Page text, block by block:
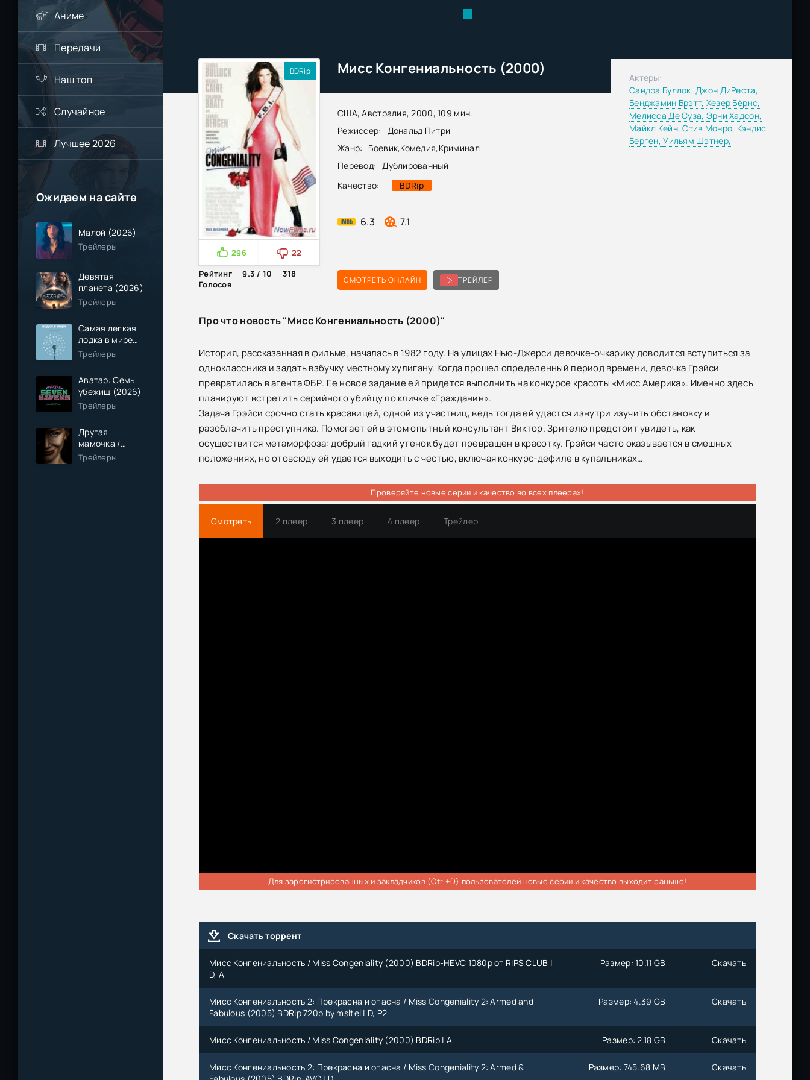
Аниме
Передачи
Наш топ
Случайное
Лучшее 2026
Ожидаем на сайте
Малой (2026)
Трейлеры
Девятая
планета (2026)
Трейлеры
Самая легкая
лодка в мире
(2026)
Трейлеры
Аватар: Семь
убежищ (2026)
Трейлеры
Другая
мамочка /
Чужая мама
(2026)
Трейлеры
Мисс Конгениальность (2000)
США, Австралия, 2000, 109 мин.
Режиссер:
Дональд Питри
Жанр:
Боевик,Комедия, Криминал
Перевод: Дублированный
Качество:
BDRip
6.3 7.1
BDRip
296
22
Рейтинг
9.3 / 10
318
Голосов
СМОТРЕТЬ ОНЛАЙН ТРЕЙЛЕР
Актеры:
Сандра Буллок,Джон ДиРеста,
Бенджамин Брэтт, Хезер Бёрнс,
Мелисса Де Суза, Эрни Хадсон,
Майкл Кейн,Стив Монро, Кэндис
Берген,Уильям Шэтнер,
Про что новость "Мисс Конгениальность (2000)"
История, рассказанная в фильме, началась в 1982 году. На улицах Нью-Джерси девочке-очкарику доводится вступиться за
одноклассника и задать взбучку местному хулигану. Когда прошел определенный период времени, девочка Грэйси
превратилась в агента ФБР. Ее новое задание ей придется выполнить на конкурсе красоты «Мисс Америка». Именно здесь
планируют встретить серийного убийцу по кличке «Гражданин».
Задача Грэйси срочно стать красавицей, одной из участниц, ведь тогда ей удастся изнутри изучить обстановку и
разоблачить преступника. Помогает ей в этом опытный консультант Виктор. Зрителю предстоит увидеть, как
осуществится метаморфоза: добрый гадкий утенок будет превращен в красотку. Грэйси часто оказывается в смешных
положениях, но отовсюду ей удается выходить с честью, включая конкурс-дефиле в купальниках…
Проверяйте новые серии и качество во всех плеерах!
Смотреть 2 плеер 3 плеер 4 плеер Трейлер
Для зарегистрированных и закладчиков (Ctrl+D) пользователей новые серии и качество выходит раньше!
Скачать торрент
Мисс Конгениальность / Miss Congeniality (2000) BDRip-HEVC 1080p от RIPS CLUB |
D, A
Размер: 10.11 GB Скачать
Мисс Конгениальность 2: Прекрасна и опасна / Miss Congeniality 2: Armed and
Fabulous (2005) BDRip 720p by msltel | D, P2
Размер: 4.39 GB Скачать
Мисс Конгениальность / Miss Congeniality (2000) BDRip | A Размер: 2.18 GB Скачать
Мисс Конгениальность 2: Прекрасна и опасна / Miss Congeniality 2: Armed &
Размер: 745.68 MB Скачать